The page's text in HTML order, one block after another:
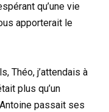
qu’une vie
apporterait le
Théo, j’attendais à
plus qu’un
passait ses